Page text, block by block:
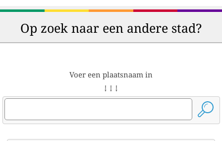
Op zoek naar een andere stad?
Voer een plaatsnaam in
↓ ↓ ↓